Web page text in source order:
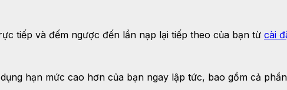
tiếp và đếm ngược đến lần nạp lại tiếp theo của bạn từ cài
hạn mức cao hơn của bạn ngay lập tức, bao gồm cả